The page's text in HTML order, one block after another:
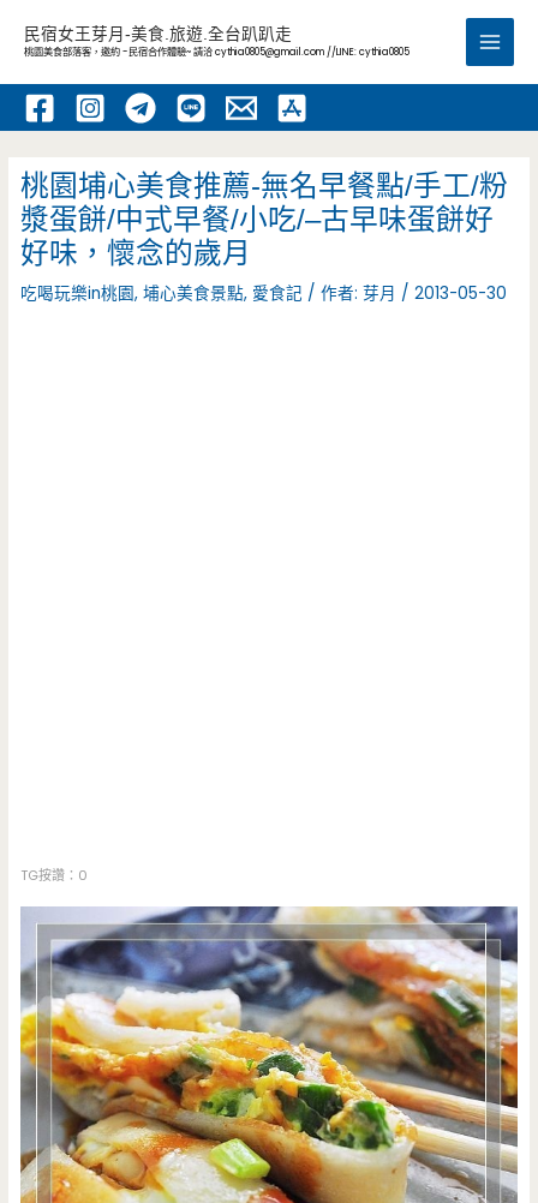
內
民宿女王芽月-美食.旅遊.全台趴趴走
桃園美食部落客，邀約 -民宿合作體驗~ 請洽cythia0805@gmail.com //LINE: cythia0805
Main
桃園埔心美食推薦-無名早餐點/手工/粉
漿蛋餅/中式早餐/小吃/–古早味蛋餅好
好味，懷念的歲月
吃喝玩樂in桃園,埔心美食景點, 愛食記 / 作者:芽月 /2013-05-30
TG按讚：0